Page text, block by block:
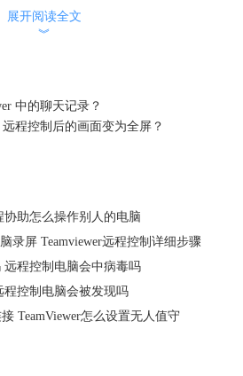
购买TeamViewer正版
明的是：有些用户不想在自己电脑上安装
接关闭软件，不会占用你电脑的任何空
展开阅读全文
︾
中的聊天记录？
远程控制后的画面变为全屏？
助怎么操作别人的电脑
录屏 Teamviewer远程控制详细步骤
程控制电脑会中病毒吗
控制电脑会被发现吗
TeamViewer怎么设置无人值守